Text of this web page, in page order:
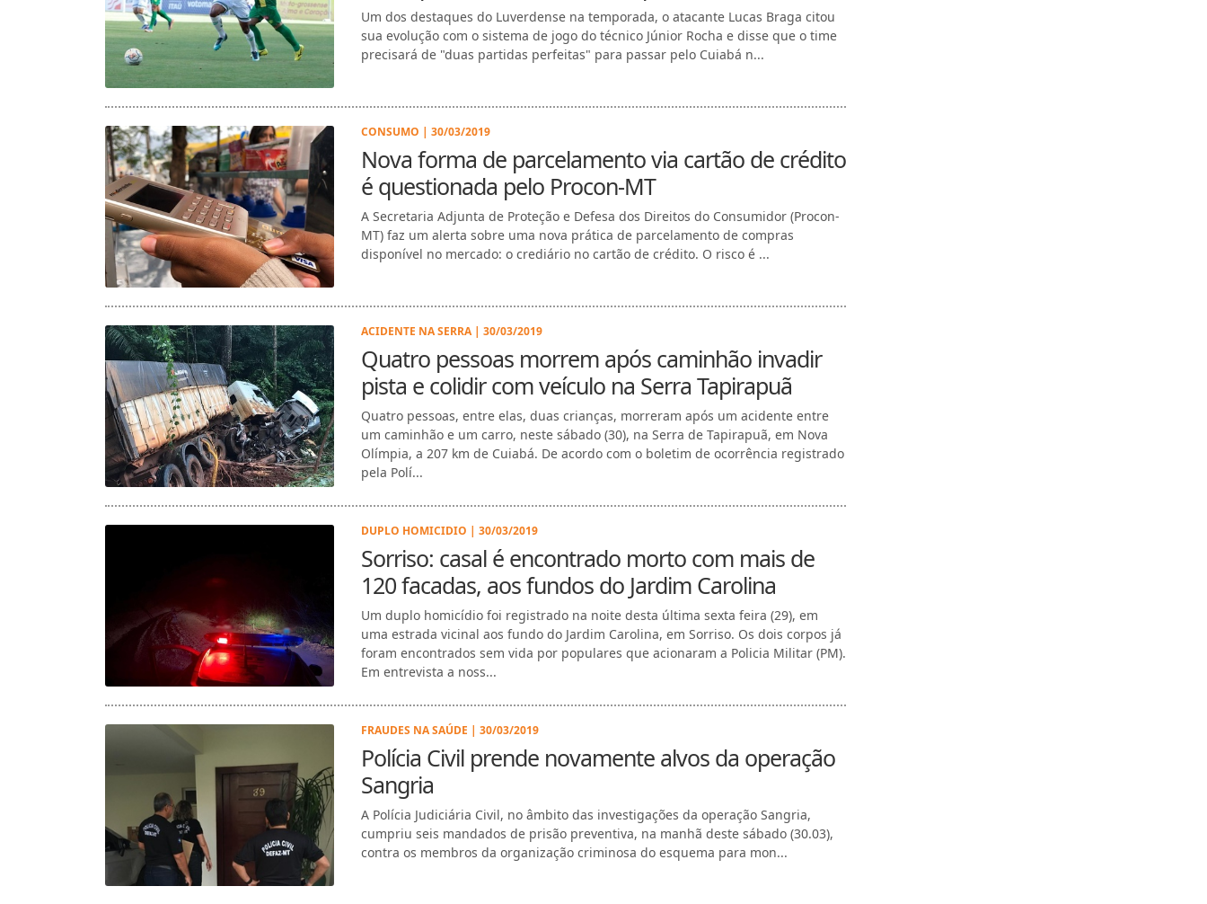
Um dos destaques do Luverdense na temporada, o atacante Lucas Braga citou
sua evolução com o sistema de jogo do técnico Júnior Rocha e disse que o time
precisará de "duas partidas perfeitas" para passar pelo Cuiabá n...
Nova forma de parcelamento via cartão de crédito
é questionada pelo Procon-MT
A Secretaria Adjunta de Proteção e Defesa dos Direitos do Consumidor (Procon-
MT) faz um alerta sobre uma nova prática de parcelamento de compras
disponível no mercado: o crediário no cartão de crédito. O risco é ...
Quatro pessoas morrem após caminhão invadir
pista e colidir com veículo na Serra Tapirapuã
Quatro pessoas, entre elas, duas crianças, morreram após um acidente entre
um caminhão e um carro, neste sábado (30), na Serra de Tapirapuã, em Nova
Olímpia, a 207 km de Cuiabá. De acordo com o boletim de ocorrência registrado
pela Polí...
Sorriso: casal é encontrado morto com mais de
120 facadas, aos fundos do Jardim Carolina
Um duplo homicídio foi registrado na noite desta última sexta feira (29), em
uma estrada vicinal aos fundo do Jardim Carolina, em Sorriso. Os dois corpos já
foram encontrados sem vida por populares que acionaram a Policia Militar (PM).
Em entrevista a noss...
FRAUDES NA SAÚDE | 30/03/2019
Polícia Civil prende novamente alvos da operação
Sangria
A Polícia Judiciária Civil, no âmbito das investigações da operação Sangria,
cumpriu seis mandados de prisão preventiva, na manhã deste sábado (30.03),
contra os membros da organização criminosa do esquema para mon...